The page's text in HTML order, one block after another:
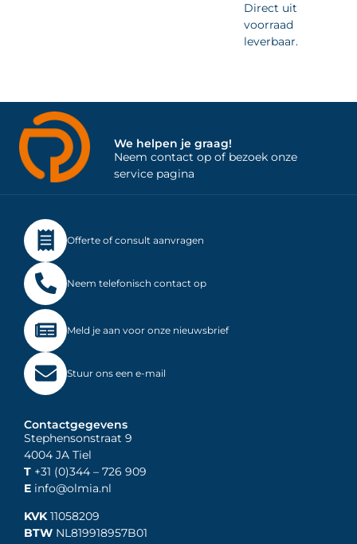
Direct uit
voorraad
leverbaar.
We helpen je graag!
Neem contact op of bezoek onze
service pagina
Offerte of consult aanvragen
Neem telefonisch contact op
Meld je aan voor onze nieuwsbrief
Stuur ons een e-mail
Contactgegevens
Stephensonstraat 9
4004 JA Tiel
T +31 (0)344 – 726 909
E info@olmia.nl
KVK11058209
BTW NL819918957B01